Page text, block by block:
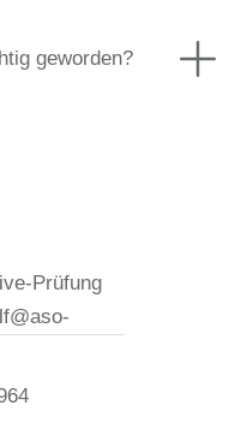
geworden?
Prüfung